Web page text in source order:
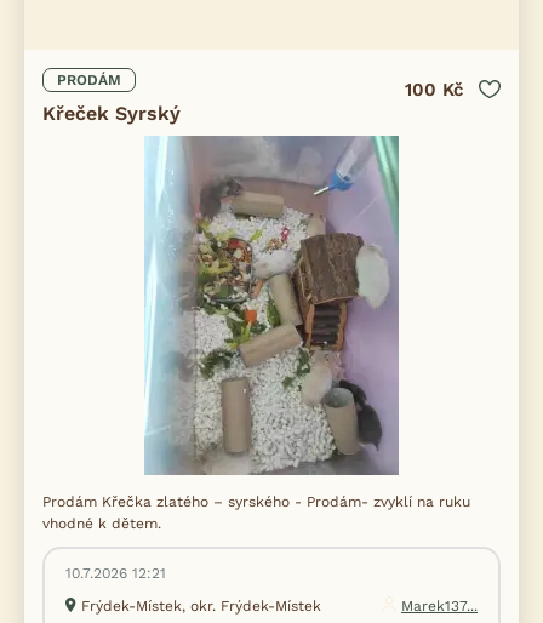
PRODÁM
Křeček Syrský
100 Kč
Prodám Křečka zlatého – syrského - Prodám- zvyklí na ruku
vhodné k dětem.
10.7.2026 12:21
Frýdek-Místek, okr. Frýdek-Místek
Marek137...